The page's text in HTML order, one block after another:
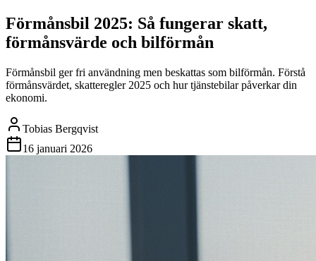
Förmånsbil 2025: Så fungerar skatt,
förmånsvärde och bilförmån
Förmånsbil ger fri användning men beskattas som bilförmån. Förstå
förmånsvärdet, skatteregler 2025 och hur tjänstebilar påverkar din
ekonomi.
Tobias Bergqvist
16 januari 2026